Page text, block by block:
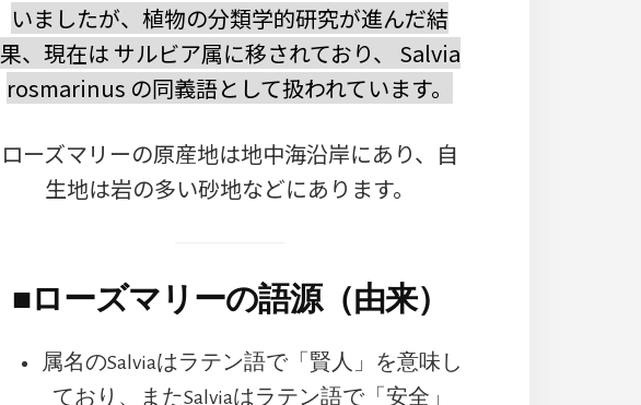
いましたが、植物の分類学的研究が進んだ結
果、現在は サルビア属に移されており、 Salvia
rosmarinus の同義語として扱われています。
ローズマリーの原産地は地中海沿岸にあり、自
生地は岩の多い砂地などにあります。
■ローズマリーの語源（由来）
属名のSalviaはラテン語で「賢人」を意味し
ており、またSalviaはラテン語で「安全」